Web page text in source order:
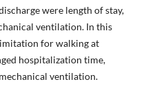
were length of stay,
ventilation. In this
for walking at
hospitalization time,
ventilation.